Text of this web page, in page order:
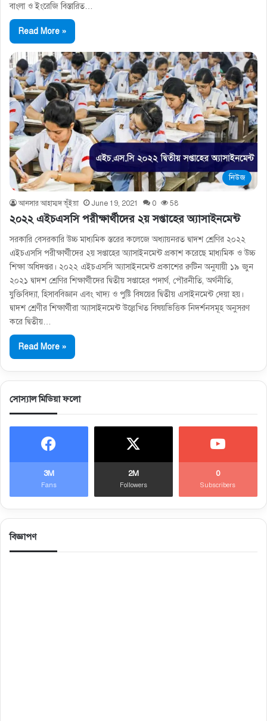
বাংলা ও ইংরেজি বিস্তারিত…
Read More »
নিউজ
আনসার আহাম্মদ ভূঁইয়া June 19, 2021 0 58
২০২২ এইচএসসি পরীক্ষার্থীদের ২য় সপ্তাহের অ্যাসাইনমেন্ট
সরকারি বেসরকারি উচ্চ মাধ্যমিক স্তরের কলেজে অধ্যায়নরত দ্বাদশ শ্রেণির ২০২২
এইচএসসি পরীক্ষার্থীদের ২য় সপ্তাহের অ্যাসাইনমেন্ট প্রকাশ করেছে মাধ্যমিক ও উচ্চ
শিক্ষা অধিদপ্তর। ২০২২ এইচএসসি অ্যাসাইনমেন্ট প্রকাশের রুটিন অনুযায়ী ১৯ জুন
২০২১ দ্বাদশ শ্রেণির শিক্ষার্থীদের দ্বিতীয় সপ্তাহের পদার্থ, পৌরনীতি, অর্থনীতি,
যুক্তিবিদ্যা, হিসাববিজ্ঞান এবং খাদ্য ও পুষ্টি বিষয়ের দ্বিতীয় এসাইনমেন্ট দেয়া হয়।
দ্বাদশ শ্রেণীর শিক্ষার্থীরা অ্যাসাইনমেন্ট উল্লেখিত বিষয়ভিত্তিক নিদর্শনসমূহ অনুসরণ
করে দ্বিতীয়…
Read More »
সোস্যাল মিডিয়া ফলো
3M
Fans
2M
Followers
0
Subscribers
বিজ্ঞাপণ